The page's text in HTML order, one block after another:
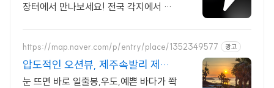
장터에서 만나보세요! 전국 각지에서 올
https://map.naver.com/p/entry/place/1352349577 광고
압도적인 오션뷰, 제주속발리 제주
속 발리, 오션뷰끝판왕
눈 뜨면 바로 일출봉,우도,예쁜 바다가 쫙